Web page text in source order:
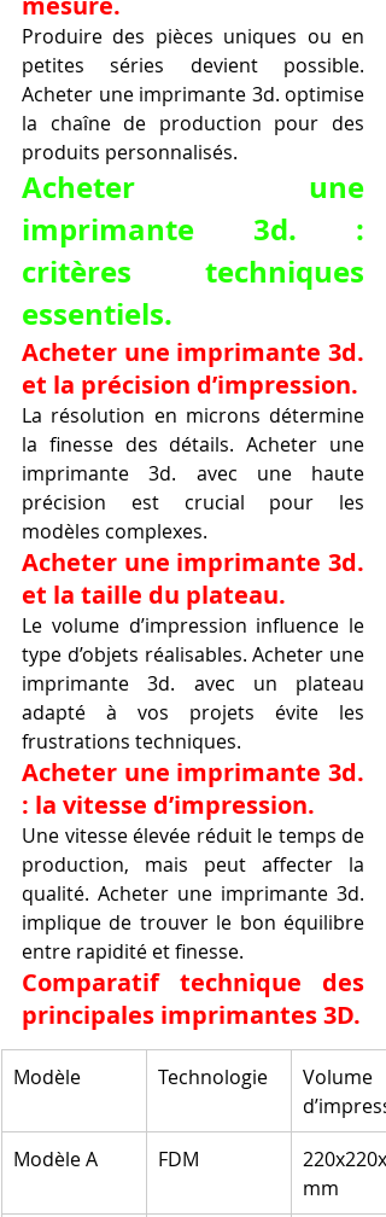
Produire des pièces uniques ou en
petites séries devient possible.
Acheter une imprimante 3d. optimise
la chaîne de production pour des
produits personnalisés.
Acheter une
imprimante 3d. :
critères techniques
essentiels.
Acheter une imprimante 3d.
et la précision d’impression.
La résolution en microns détermine
la finesse des détails. Acheter une
imprimante 3d. avec une haute
précision est crucial pour les
modèles complexes.
Acheter une imprimante 3d.
et la taille du plateau.
Le volume d’impression influence le
type d’objets réalisables. Acheter une
imprimante 3d. avec un plateau
adapté à vos projets évite les
frustrations techniques.
Acheter une imprimante 3d.
: la vitesse d’impression.
Une vitesse élevée réduit le temps de
production, mais peut affecter la
qualité. Acheter une imprimante 3d.
implique de trouver le bon équilibre
entre rapidité et finesse.
Comparatif technique des
principales imprimantes 3D.
Modèle Technologie
Volume
Modèle A
FDM
mm